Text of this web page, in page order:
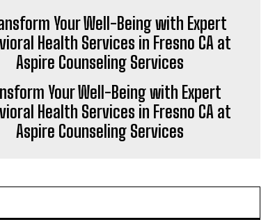
Your Well-Being with Expert
Health Services in Fresno CA at
Aspire Counseling Services